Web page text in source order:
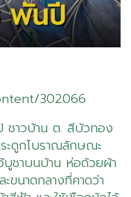
302066
าวบ้าน ต. สีบัวทอง
ะดูกโบราณลักษณะ
บูชาบนบ้าน ห่อด้วยผ้า
ขนาดกลางที่คาดว่า